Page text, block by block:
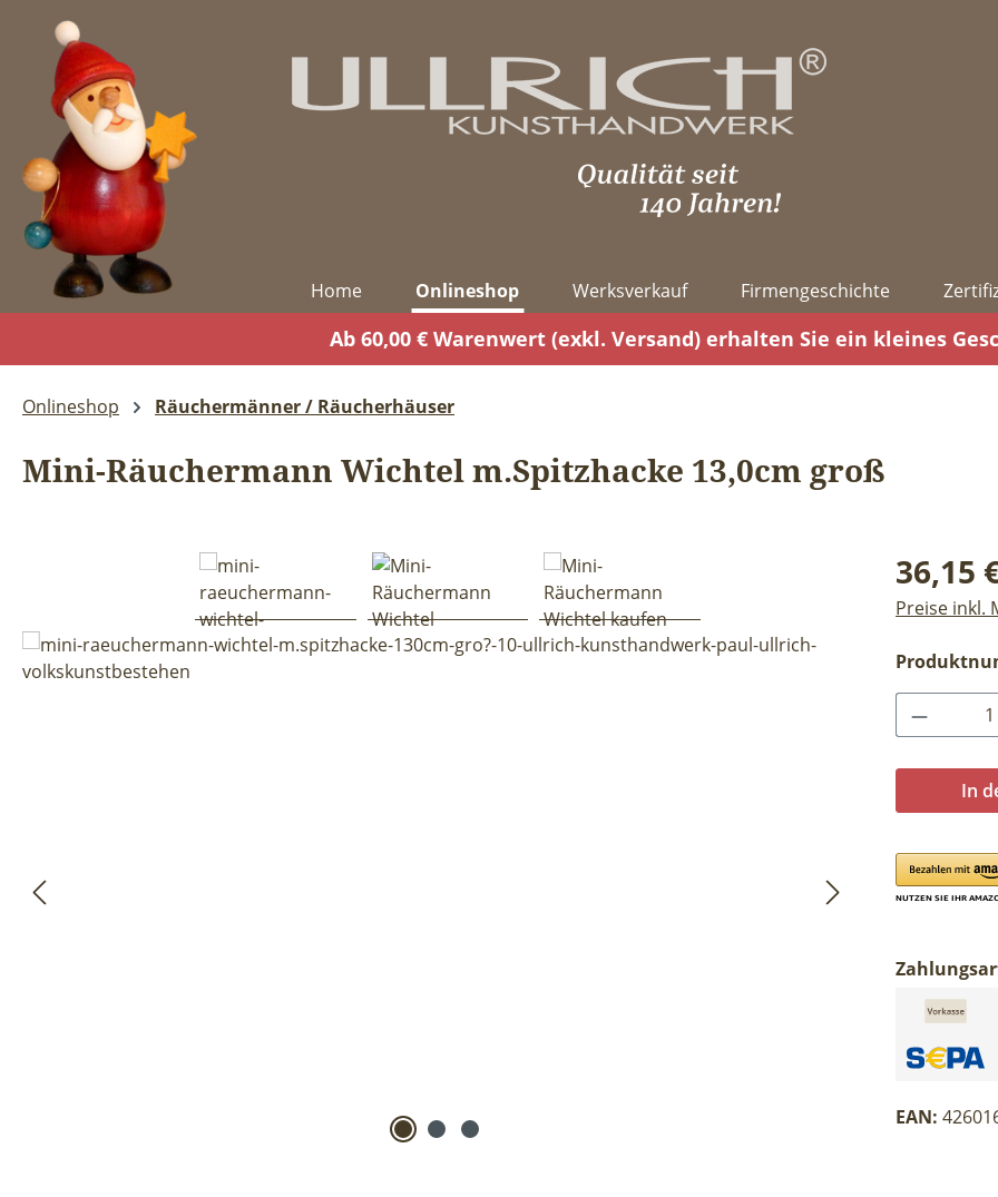
Hauptinhalt springen
Zur Suche springen
Zur Hauptnavigation springen
Home Onlineshop Werksverkauf Firmengeschichte
Ab 60,00 € Warenwert (exkl. Versand) erhalten Sie ein kleines
Onlineshop Räuchermänner / Räucherhäuser
Mini-Räuchermann Wichtel m.Spitzhacke 13,0cm groß
Bildergalerie überspringen Regulärer
36,15
Preise inkl.
In
EAN: